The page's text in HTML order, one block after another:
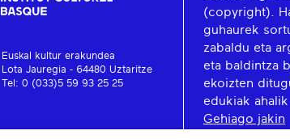
Euskal kultur erakundea
Lota Jauregia - 64480 Uztaritze
Tel: 0 (033)5 59 93 25 25
(copyright).
guhaurek
zabaldu eta
eta baldintza
ekoizten
edukiak
Gehiago jakin